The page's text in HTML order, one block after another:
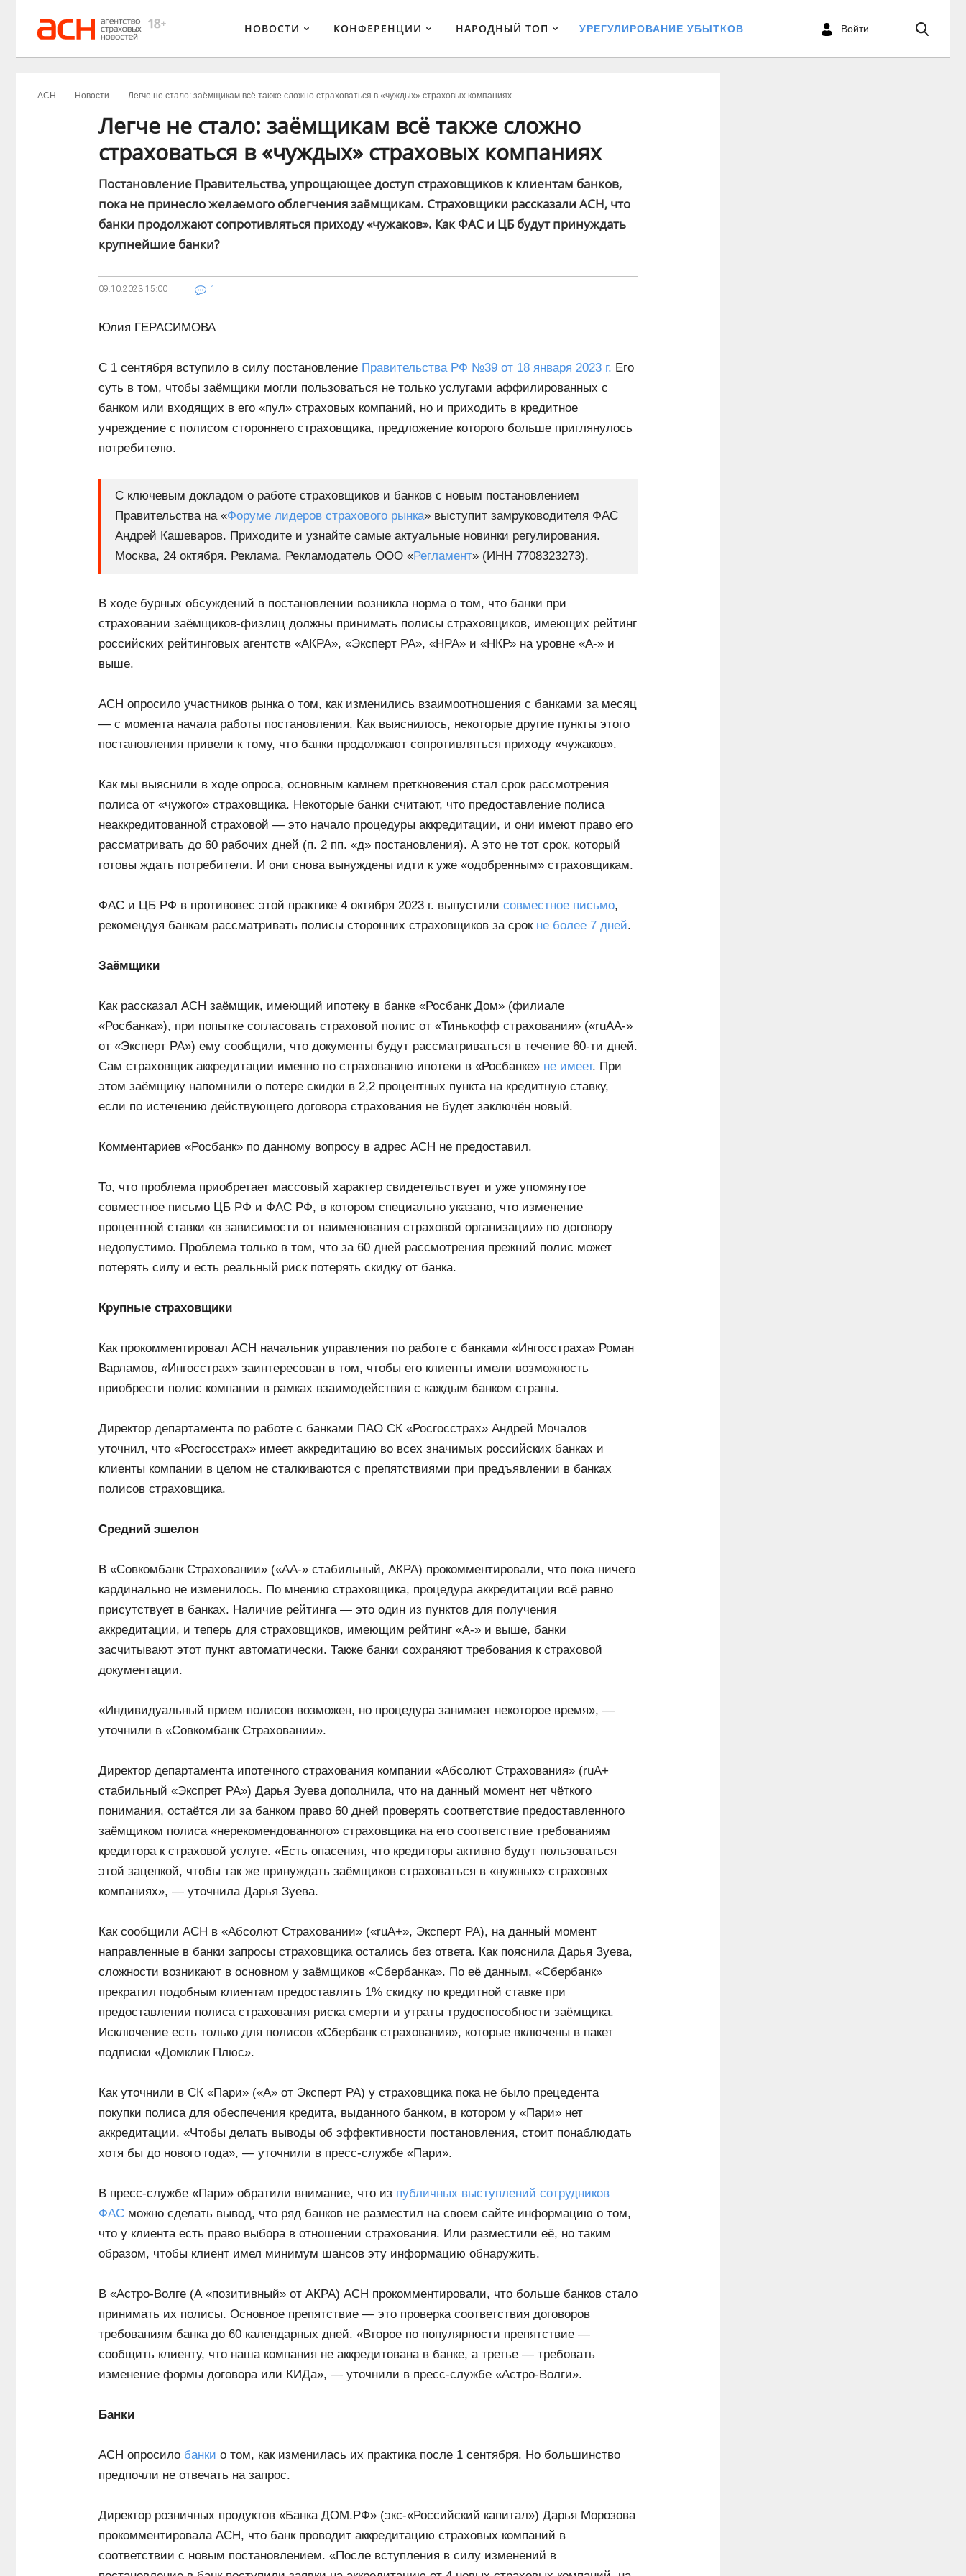
НОВОСТИ КОНФЕРЕНЦИИ НАРОДНЫЙ ТОП УРЕГУЛИРОВАНИЕ УБЫТКОВ Войти
АСН Новости Легче не стало: заёмщикам всё также сложно страховаться в «чуждых» страховых компаниях
Легче не стало: заёмщикам всё также сложно
страховаться в «чуждых» страховых компаниях
Постановление Правительства, упрощающее доступ страховщиков к клиентам банков,
пока не принесло желаемого облегчения заёмщикам. Страховщики рассказали АСН, что
банки продолжают сопротивляться приходу «чужаков». Как ФАС и ЦБ будут принуждать
крупнейшие банки?
09.10.2023 15:00 1
Юлия ГЕРАСИМОВА
С 1 сентября вступило в силу постановление Правительства РФ №39 от 18 января 2023 г. Его
суть в том, чтобы заёмщики могли пользоваться не только услугами аффилированных с
банком или входящих в его «пул» страховых компаний, но и приходить в кредитное
учреждение с полисом стороннего страховщика, предложение которого больше приглянулось
потребителю.
С ключевым докладом о работе страховщиков и банков с новым постановлением
Правительства на «Форуме лидеров страхового рынка» выступит замруководителя ФАС
Андрей Кашеваров. Приходите и узнайте самые актуальные новинки регулирования.
Москва, 24 октября. Реклама. Рекламодатель ООО «Регламент» (ИНН 7708323273).
В ходе бурных обсуждений в постановлении возникла норма о том, что банки при
страховании заёмщиков-физлиц должны принимать полисы страховщиков, имеющих рейтинг
российских рейтинговых агентств «АКРА», «Эксперт РА», «НРА» и «НКР» на уровне «А-» и
выше.
АСН опросило участников рынка о том, как изменились взаимоотношения с банками за месяц
— с момента начала работы постановления. Как выяснилось, некоторые другие пункты этого
постановления привели к тому, что банки продолжают сопротивляться приходу «чужаков».
Как мы выяснили в ходе опроса, основным камнем преткновения стал срок рассмотрения
полиса от «чужого» страховщика. Некоторые банки считают, что предоставление полиса
неаккредитованной страховой — это начало процедуры аккредитации, и они имеют право его
рассматривать до 60 рабочих дней (п. 2 пп. «д» постановления). А это не тот срок, который
готовы ждать потребители. И они снова вынуждены идти к уже «одобренным» страховщикам.
ФАС и ЦБ РФ в противовес этой практике 4 октября 2023 г. выпустили совместное письмо,
рекомендуя банкам рассматривать полисы сторонних страховщиков за срок не более 7 дней.
Заёмщики
Как рассказал АСН заёмщик, имеющий ипотеку в банке «Росбанк Дом» (филиале
«Росбанка»), при попытке согласовать страховой полис от «Тинькофф страхования» («ruAA-»
от «Эксперт РА») ему сообщили, что документы будут рассматриваться в течение 60-ти дней.
Сам страховщик аккредитации именно по страхованию ипотеки в «Росбанке» не имеет. При
этом заёмщику напомнили о потере скидки в 2,2 процентных пункта на кредитную ставку,
если по истечению действующего договора страхования не будет заключён новый.
Комментариев «Росбанк» по данному вопросу в адрес АСН не предоставил.
То, что проблема приобретает массовый характер свидетельствует и уже упомянутое
совместное письмо ЦБ РФ и ФАС РФ, в котором специально указано, что изменение
процентной ставки «в зависимости от наименования страховой организации» по договору
недопустимо. Проблема только в том, что за 60 дней рассмотрения прежний полис может
потерять силу и есть реальный риск потерять скидку от банка.
Крупные страховщики
Как прокомментировал АСН начальник управления по работе с банками «Ингосстраха» Роман
Варламов, «Ингосстрах» заинтересован в том, чтобы его клиенты имели возможность
приобрести полис компании в рамках взаимодействия с каждым банком страны.
Директор департамента по работе с банками ПАО СК «Росгосстрах» Андрей Мочалов
уточнил, что «Росгосстрах» имеет аккредитацию во всех значимых российских банках и
клиенты компании в целом не сталкиваются с препятствиями при предъявлении в банках
полисов страховщика.
Средний эшелон
В «Совкомбанк Страховании» («АА-» стабильный, АКРА) прокомментировали, что пока ничего
кардинально не изменилось. По мнению страховщика, процедура аккредитации всё равно
присутствует в банках. Наличие рейтинга — это один из пунктов для получения
аккредитации, и теперь для страховщиков, имеющим рейтинг «А-» и выше, банки
засчитывают этот пункт автоматически. Также банки сохраняют требования к страховой
документации.
«Индивидуальный прием полисов возможен, но процедура занимает некоторое время», —
уточнили в «Совкомбанк Страховании».
Директор департамента ипотечного страхования компании «Абсолют Страхования» (ruA+
стабильный «Экспрет РА») Дарья Зуева дополнила, что на данный момент нет чёткого
понимания, остаётся ли за банком право 60 дней проверять соответствие предоставленного
заёмщиком полиса «нерекомендованного» страховщика на его соответствие требованиям
кредитора к страховой услуге. «Есть опасения, что кредиторы активно будут пользоваться
этой зацепкой, чтобы так же принуждать заёмщиков страховаться в «нужных» страховых
компаниях», — уточнила Дарья Зуева.
Как сообщили АСН в «Абсолют Страховании» («ruA+», Эксперт РА), на данный момент
направленные в банки запросы страховщика остались без ответа. Как пояснила Дарья Зуева,
сложности возникают в основном у заёмщиков «Сбербанка». По её данным, «Сбербанк»
прекратил подобным клиентам предоставлять 1% скидку по кредитной ставке при
предоставлении полиса страхования риска смерти и утраты трудоспособности заёмщика.
Исключение есть только для полисов «Сбербанк страхования», которые включены в пакет
подписки «Домклик Плюс».
Как уточнили в СК «Пари» («А» от Эксперт РА) у страховщика пока не было прецедента
покупки полиса для обеспечения кредита, выданного банком, в котором у «Пари» нет
аккредитации. «Чтобы делать выводы об эффективности постановления, стоит понаблюдать
хотя бы до нового года», — уточнили в пресс-службе «Пари».
В пресс-службе «Пари» обратили внимание, что из публичных выступлений сотрудников
ФАС можно сделать вывод, что ряд банков не разместил на своем сайте информацию о том,
что у клиента есть право выбора в отношении страхования. Или разместили её, но таким
образом, чтобы клиент имел минимум шансов эту информацию обнаружить.
В «Астро-Волге (А «позитивный» от АКРА) АСН прокомментировали, что больше банков стало
принимать их полисы. Основное препятствие — это проверка соответствия договоров
требованиям банка до 60 календарных дней. «Второе по популярности препятствие —
сообщить клиенту, что наша компания не аккредитована в банке, а третье — требовать
изменение формы договора или КИДа», — уточнили в пресс-службе «Астро-Волги».
Банки
АСН опросило банки о том, как изменилась их практика после 1 сентября. Но большинство
предпочли не отвечать на запрос.
Директор розничных продуктов «Банка ДОМ.РФ» (экс-«Российский капитал») Дарья Морозова
прокомментировала АСН, что банк проводит аккредитацию страховых компаний в
соответствии с новым постановлением. «После вступления в силу изменений в